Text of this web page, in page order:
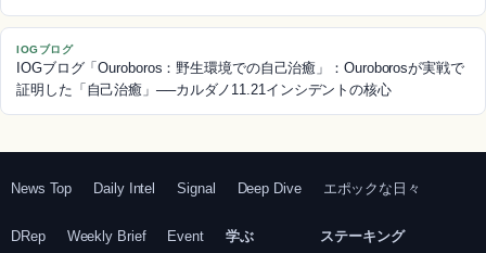
IOGブログ
IOGブログ「Ouroboros：野生環境での自己治癒」：Ouroborosが実戦で
証明した「自己治癒」──カルダノ11.21インシデントの核心
News Top Daily Intel Signal Deep Dive エポックな日々
DRep Weekly Brief Event 学ぶ ステーキング